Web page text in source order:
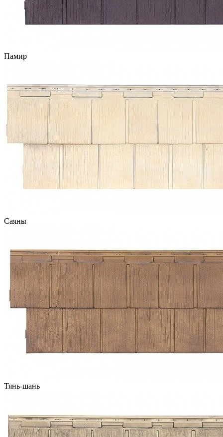
Памир
Саяны
Тянь-шань